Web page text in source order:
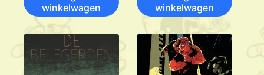
winkelwagen
winkelwagen